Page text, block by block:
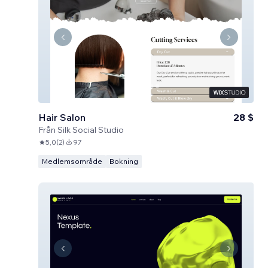
Hair Salon
Från Silk Social Studio
28 $
5,0(2) 97
Medlemsområde Bokning